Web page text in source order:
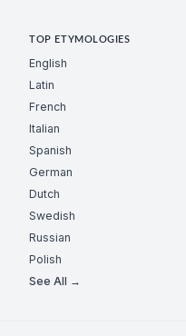
TOP ETYMOLOGIES
English
Latin
French
Italian
Spanish
German
Dutch
Swedish
Russian
Polish
See All →